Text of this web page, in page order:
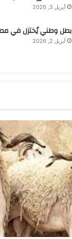
أبريل 3, 2026
بطل وطني يُختزل في
أبريل 2, 2026